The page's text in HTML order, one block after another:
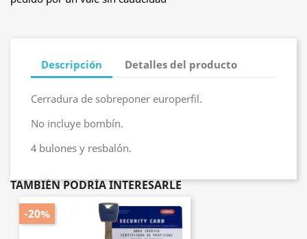
Descripción Detalles del producto
Cerradura de sobreponer europerfil.
No incluye bombín.
4 bulones y resbalón.
TAMBIÉN PODRÍA INTERESARLE
-20%